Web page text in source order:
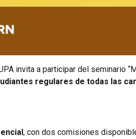
invita a participar del seminario
regulares de todas las
, con dos comisiones